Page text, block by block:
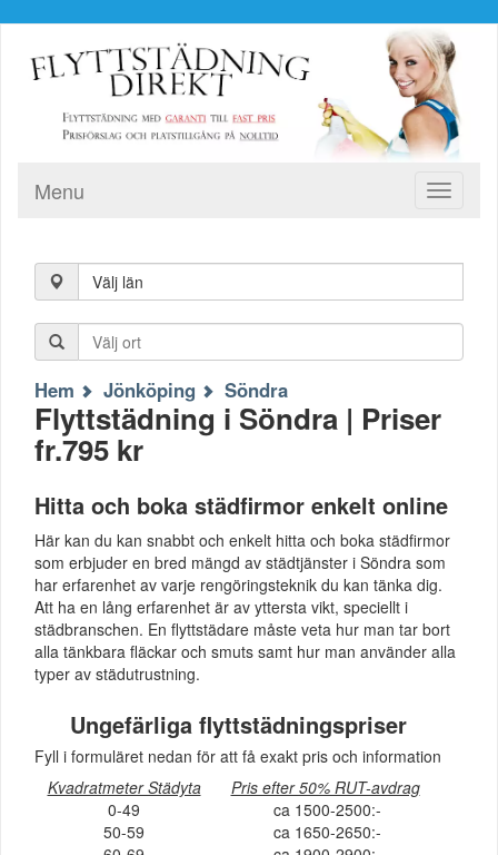
Toggle
Menu
Välj län
Hem Jönköping Söndra
Flyttstädning i Söndra | Priser
fr.795 kr
Hitta och boka städfirmor enkelt online
Här kan du kan snabbt och enkelt hitta och boka städfirmor
som erbjuder en bred mängd av städtjänster i Söndra som
har erfarenhet av varje rengöringsteknik du kan tänka dig.
Att ha en lång erfarenhet är av yttersta vikt, speciellt i
städbranschen. En flyttstädare måste veta hur man tar bort
alla tänkbara fläckar och smuts samt hur man använder alla
typer av städutrustning.
Ungefärliga flyttstädningspriser
Fyll i formuläret nedan för att få exakt pris och information
Kvadratmeter Städyta
Pris efter 50% RUT-avdrag
0-49
ca 1500-2500:-
50-59
ca 1650-2650:-